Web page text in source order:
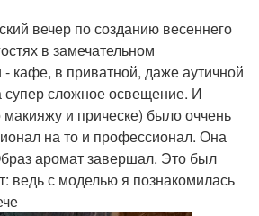
вечер по созданию весеннего
в замечательном
кафе, в приватной, даже аутичной
сложное освещение. И
и прическе) было оччень
на то и профессионал. Она
аромат завершал. Это был
ведь с моделью я познакомилась